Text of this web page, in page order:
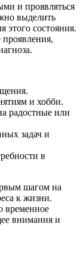
и проявляться
выделить
этого состояния.
проявления,
и хобби.
радостные или
задач и
в
шагом на
к жизни.
временное
внимания и